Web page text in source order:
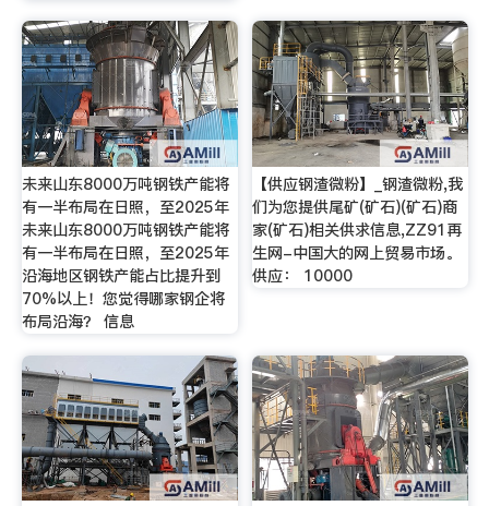
未来山东8000万吨钢铁产能将
有一半布局在日照，至2025年
未来山东8000万吨钢铁产能将
有一半布局在日照，至2025年
沿海地区钢铁产能占比提升到
70%以上！您觉得哪家钢企将
布局沿海？ 信息
【供应钢渣微粉】_钢渣微粉,我
们为您提供尾矿(矿石)(矿石)商
家(矿石)相关供求信息,ZZ91再
生网-中国大的网上贸易市场。
供应： 10000